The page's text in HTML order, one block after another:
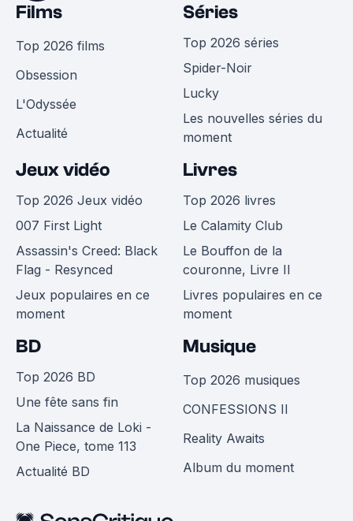
Films
Top 2026 films
Obsession
L'Odyssée
Actualité
Séries
Top 2026 séries
Spider-Noir
Lucky
Les nouvelles séries du
moment
Jeux vidéo
Top 2026 Jeux vidéo
007 First Light
Assassin's Creed: Black
Flag - Resynced
Jeux populaires en ce
moment
Livres
Top 2026 livres
Le Calamity Club
Le Bouffon de la
couronne, Livre II
Livres populaires en ce
moment
BD
Top 2026 BD
Une fête sans fin
La Naissance de Loki -
One Piece, tome 113
Actualité BD
Musique
Top 2026 musiques
CONFESSIONS II
Reality Awaits
Album du moment